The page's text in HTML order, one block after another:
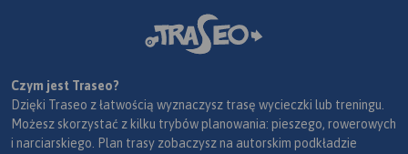
Czym jest Traseo?
Dzięki Traseo z łatwością wyznaczysz trasę wycieczki lub treningu.
Możesz skorzystać z kilku trybów planowania: pieszego, rowerowych
i narciarskiego. Plan trasy zobaczysz na autorskim podkładzie